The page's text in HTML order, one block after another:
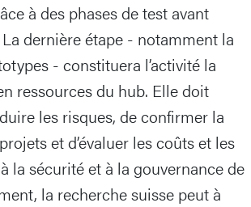
à des phases de test avant
dernière étape - notamment la
- constituera l’activité la
ressources du hub. Elle doit
les risques, de confirmer la
et d’évaluer les coûts et les
la sécurité et à la gouvernance de
la recherche suisse peut à